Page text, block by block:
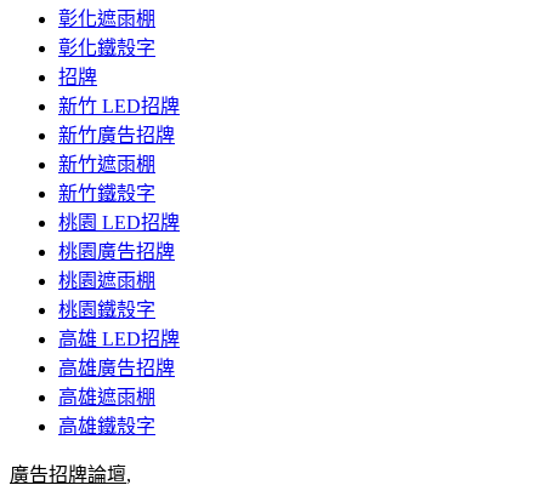
彰化遮雨棚
彰化鐵殼字
招牌
新竹 LED招牌
新竹廣告招牌
新竹遮雨棚
新竹鐵殼字
桃園 LED招牌
桃園廣告招牌
桃園遮雨棚
桃園鐵殼字
高雄 LED招牌
高雄廣告招牌
高雄遮雨棚
高雄鐵殼字
廣告招牌論壇,